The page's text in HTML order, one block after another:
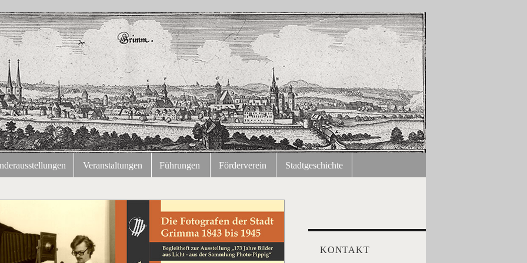
Veranstaltungen Führungen Förderverein Stadtgeschichte
KONTAKT